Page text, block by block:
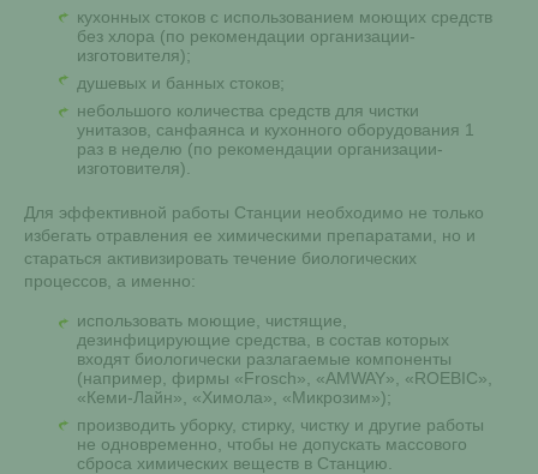
кухонных стоков с использованием моющих средств
без хлора (по рекомендации организации-
изготовителя);
душевых и банных стоков;
небольшого количества средств для чистки
унитазов, санфаянса и кухонного оборудования 1
раз в неделю (по рекомендации организации-
изготовителя).
Для эффективной работы Станции необходимо не только
избегать отравления ее химическими препаратами, но и
стараться активизировать течение биологических
процессов, а именно:
использовать моющие, чистящие,
дезинфицирующие средства, в состав которых
входят биологически разлагаемые компоненты
(например, фирмы «Frosch», «AMWAY», «ROEBIC»,
«Кеми-Лайн», «Химола», «Микрозим»);
производить уборку, стирку, чистку и другие работы
не одновременно, чтобы не допускать массового
сброса химических веществ в Станцию.